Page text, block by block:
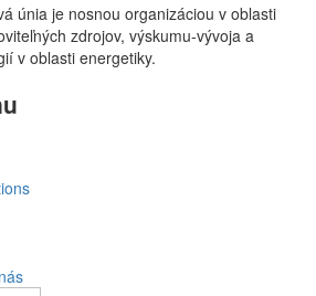
únia je nosnou organizáciou v oblasti
zdrojov, výskumu-vývoja a
v oblasti energetiky.